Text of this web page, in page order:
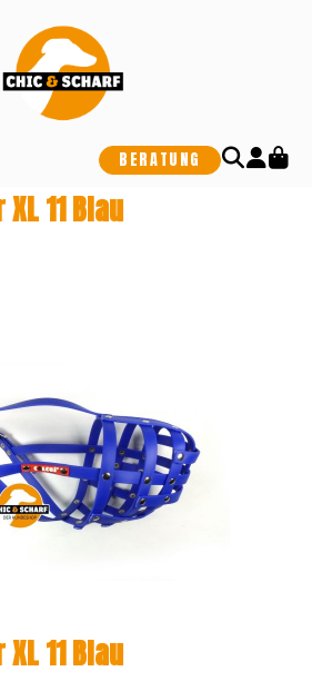
BERATUNG
11 Blau
11 Blau